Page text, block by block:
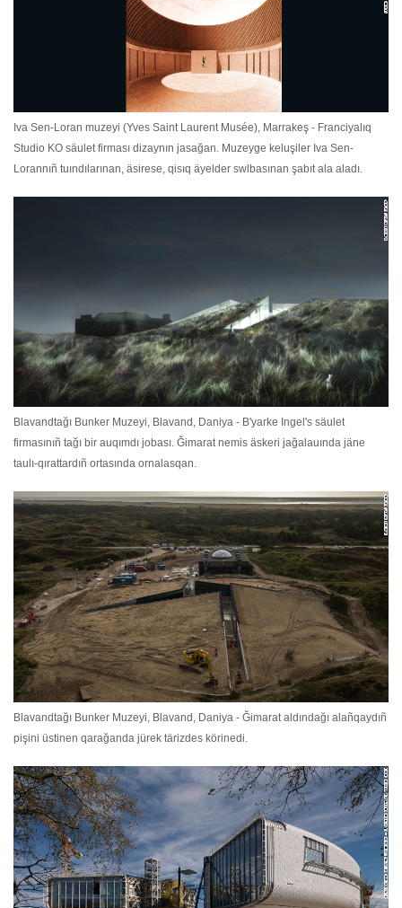
Iva Sen-Loran muzeyi (Yves Saint Laurent Musée), Marrakeş - Franciyalıq
Studio KO säulet firması dizaynın jasağan. Muzeyge keluşiler Iva Sen-
Lorannıñ tuındılarınan, äsirese, qisıq äyelder swlbasınan şabıt ala aladı.
Blavandtağı Bunker Muzeyi, Blavand, Daniya - B'yarke Ingel's säulet
firmasınıñ tağı bir auqımdı jobası. Ğimarat nemis äskeri jağalauında jäne
taulı-qırattardıñ ortasında ornalasqan.
Blavandtağı Bunker Muzeyi, Blavand, Daniya - Ğimarat aldındağı alañqaydıñ
pişini üstinen qarağanda jürek tärizdes körinedi.